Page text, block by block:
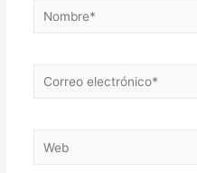
Nombre*
Correo
Web